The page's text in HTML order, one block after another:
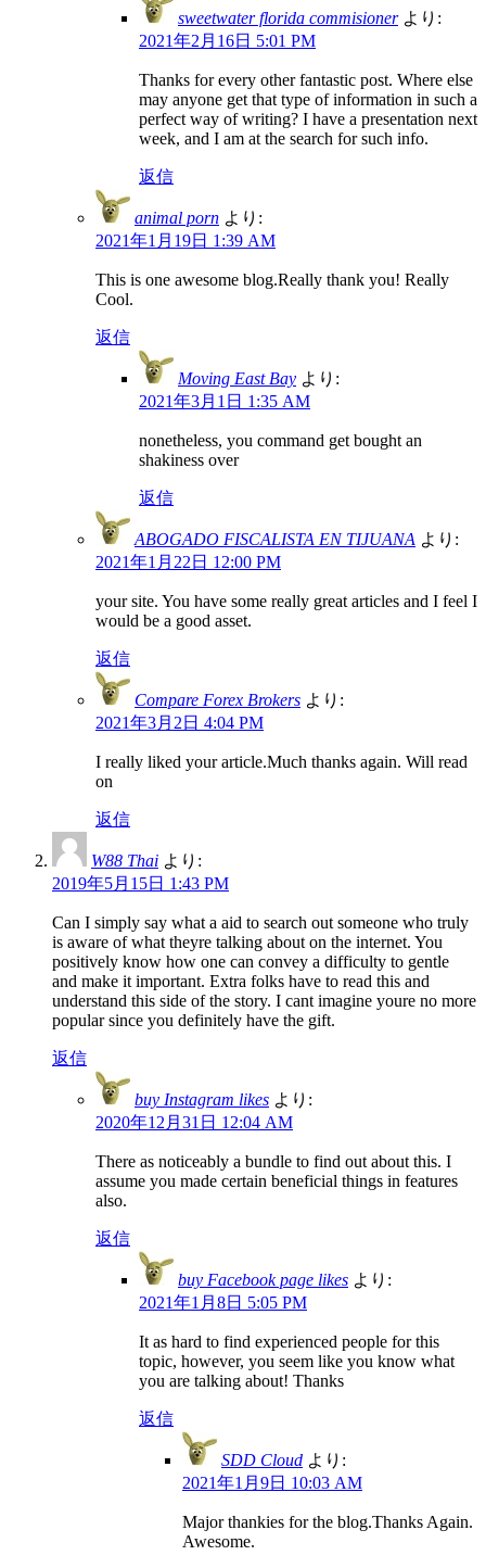
sweetwater florida commisioner より:
2021年2月16日 5:01 PM
Thanks for every other fantastic post. Where else
may anyone get that type of information in such a
perfect way of writing? I have a presentation next
week, and I am at the search for such info.
返信
animal porn より:
2021年1月19日 1:39 AM
This is one awesome blog.Really thank you! Really
Cool.
返信
Moving East Bay より:
2021年3月1日 1:35 AM
nonetheless, you command get bought an
shakiness over
返信
ABOGADO FISCALISTA EN TIJUANA より:
2021年1月22日 12:00 PM
your site. You have some really great articles and I feel I
would be a good asset.
返信
Compare Forex Brokers より:
2021年3月2日 4:04 PM
I really liked your article.Much thanks again. Will read
on
返信
W88 Thai より:
2019年5月15日 1:43 PM
Can I simply say what a aid to search out someone who truly
is aware of what theyre talking about on the internet. You
positively know how one can convey a difficulty to gentle
and make it important. Extra folks have to read this and
understand this side of the story. I cant imagine youre no more
popular since you definitely have the gift.
返信
buy Instagram likes より:
2020年12月31日 12:04 AM
There as noticeably a bundle to find out about this. I
assume you made certain beneficial things in features
also.
返信
buy Facebook page likes より:
2021年1月8日 5:05 PM
It as hard to find experienced people for this
topic, however, you seem like you know what
you are talking about! Thanks
返信
SDD Cloud より:
2021年1月9日 10:03 AM
Major thankies for the blog.Thanks Again.
Awesome.